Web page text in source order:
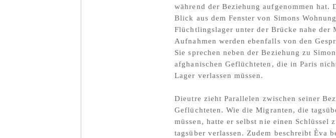
während der Beziehung aufgenommen hat.
Blick aus dem Fenster von Simons
Flüchtlingslager unter der Brücke nahe der
Aufnahmen werden ebenfalls von den
Sie sprechen neben der Beziehung zu
afghanischen Geflüchteten, die in Paris
Lager verlassen müssen.
Dieutre zieht Parallelen zwischen seiner
Geflüchteten. Wie die Migranten, die
müssen, hatte er selbst nie einen Schlüssel
tagsüber verlassen. Zudem beschreibt Èva